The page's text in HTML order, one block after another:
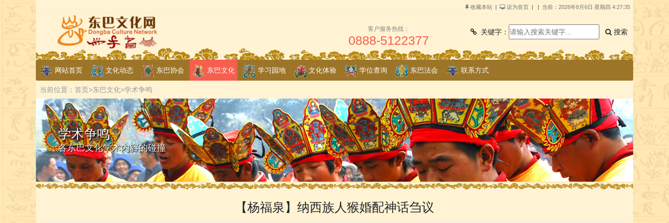
收藏本站 | 设为首页 | | 当前： 2026年8月6日 星期四 4:27:36
客户服务热线：
0888-5122377
关键字： 搜索
网站首页 文化动态 东巴协会 东巴文化 学习园地 文化体验 学位查询 东巴法会 联系方式
当前位置： 首页>东巴文化>学术争鸣
学术争鸣
各东巴文化学术内容的碰撞
【杨福泉】纳西族人猴婚配神话刍议